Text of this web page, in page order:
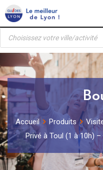
Skip
to
content
Recherche
produits
Accueil Produits
Privé à Toul (1 à 10h)